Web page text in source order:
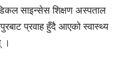
साइन्सेस शिक्षण अस्पताल
प्रवाह हुँदै आएको स्वास्थ्य
।